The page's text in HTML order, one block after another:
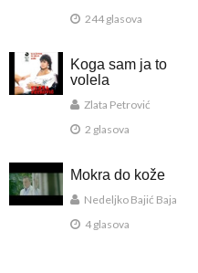
244 glasova
Koga sam ja to
volela
Zlata Petrović
2 glasova
Mokra do kože
Nedeljko Bajić Baja
4 glasova